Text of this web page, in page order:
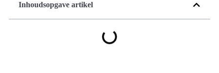
Inhoudsopgave artikel